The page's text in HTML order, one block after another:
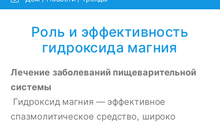
Роль и эффективность
гидроксида магния
Лечение заболеваний пищеварительной
системы
Гидроксид магния — эффективное
спазмолитическое средство, широко